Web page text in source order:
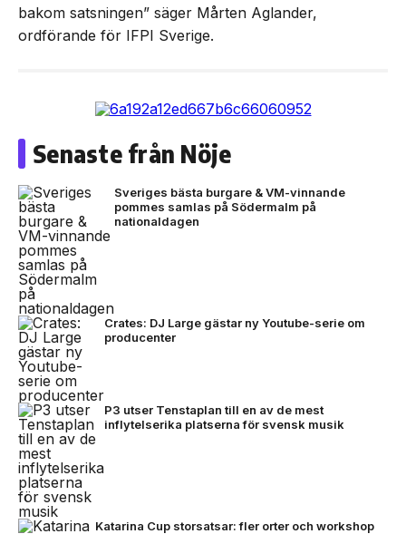
bakom satsningen” säger Mårten Aglander,
ordförande för IFPI Sverige.
Senaste från Nöje
Sveriges bästa burgare & VM-vinnande
pommes samlas på Södermalm på
nationaldagen
Crates: DJ Large gästar ny Youtube-serie om
producenter
P3 utser Tenstaplan till en av de mest
inflytelserika platserna för svensk musik
Katarina Cup storsatsar: fler orter och workshop